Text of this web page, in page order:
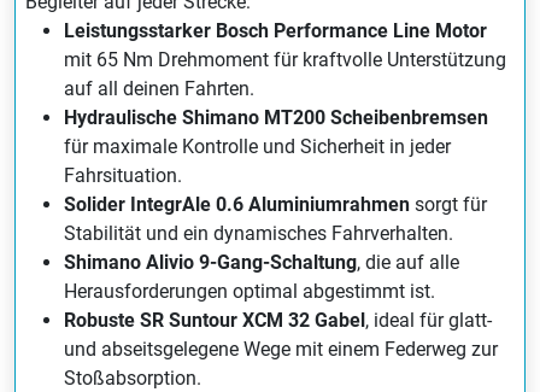
Leistungsstarker Bosch Performance Line Motor
mit 65 Nm Drehmoment für kraftvolle Unterstützung
auf all deinen Fahrten.
Hydraulische Shimano MT200 Scheibenbremsen
für maximale Kontrolle und Sicherheit in jeder
Fahrsituation.
Solider IntegrAle 0.6 Aluminiumrahmen sorgt für
Stabilität und ein dynamisches Fahrverhalten.
Shimano Alivio 9-Gang-Schaltung, die auf alle
Herausforderungen optimal abgestimmt ist.
Robuste SR Suntour XCM 32 Gabel, ideal für glatt-
und abseitsgelegene Wege mit einem Federweg zur
Stoßabsorption.